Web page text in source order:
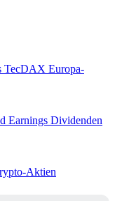
TecDAX Europa-
Earnings Dividenden
Aktien